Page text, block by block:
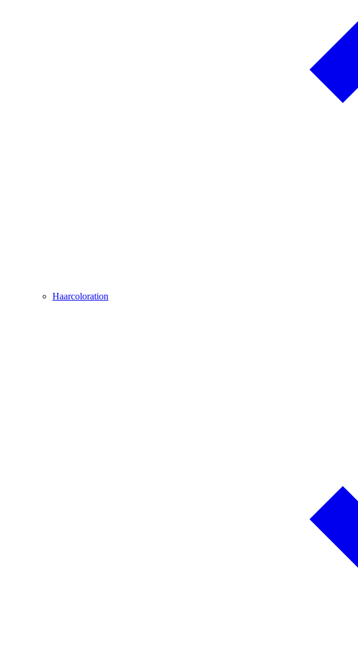
Haarcoloration